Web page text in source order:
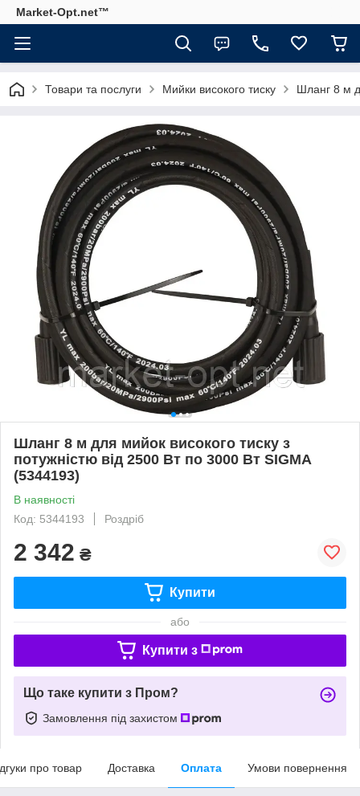
Market-Opt.net™
Товари та послуги Мийки високого тиску Шланг 8 м
Шланг 8 м для мийок високого тиску з
потужністю від 2500 Вт по 3000 Вт SIGMA
(5344193)
В наявності
Код: 5344193
Роздріб
2 342 ₴
Купити
або
Купити з
Що таке купити з Пром?
Замовлення під захистом
про товар Доставка Оплата Умови повернення